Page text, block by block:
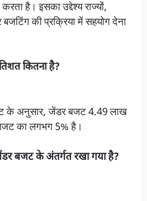
है। इसका उद्देश्य राज्यों,
की प्रक्रिया में सहयोग देना
कितना है?
के अनुसार, जेंडर बजट 4.49 लाख
का लगभग 5% है।
बजट के अंतर्गत रखा गया है?